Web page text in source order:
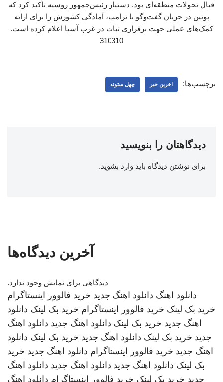
قبال تحولات منطقه‌ای بود. دستیار رئیس‌جمهور روسیه تأکید کرد که
پوتین در جریان گفت‌وگو با ترامپ، آمادگی کشورش را برای ارائه
کمک‌های عملی جهت برقراری ثبات در غرب آسیا اعلام کرده است.
310310
برچسب‌ها: اخرین خبر چهل ستونه
دیدگاهتان را بنویسید
برای نوشتن دیدگاه باید وارد بشوید.
آخرین دیدگاه‌ها
دیدگاهی برای نمایش وجود ندارد.
دانلود اهنگ دانلود اهنگ جدید خرید فالوور اینستاگرام
خرید بک لینک خرید فالوور اینستاگرام خرید بک لینک دانلود
اهنگ جدید خرید بک لینک دانلود اهنگ جدید دانلود اهنگ
جدید خرید بک لینک دانلود اهنگ جدید خرید بک لینک دانلود
اهنگ جدید خرید فالوور اینستاگرام دانلود اهنگ جدید خرید
بک لینک دانلود اهنگ جدید دانلود اهنگ جدید دانلود اهنگ
جدید خرید بک لینک خرید فالوور اینستاگرام دانلود اهنگ